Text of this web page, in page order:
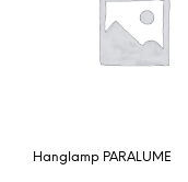
Hanglamp PARALUME